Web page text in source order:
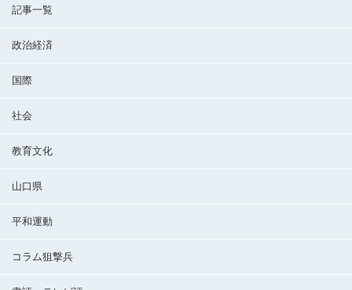
記事一覧
政治経済
国際
社会
教育文化
山口県
平和運動
コラム狙撃兵